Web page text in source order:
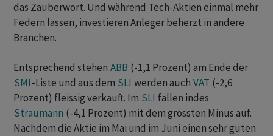
das Zauberwort. Und während Tech-Aktien einmal mehr
Federn lassen, investieren Anleger beherzt in andere
Branchen.
Entsprechend stehen ABB (-1,1 Prozent) am Ende der
SMI-Liste und aus dem SLI werden auch VAT (-2,6
Prozent) fleissig verkauft. Im SLI fallen indes
Straumann (-4,1 Prozent) mit dem grössten Minus auf.
Nachdem die Aktie im Mai und im Juni einen sehr guten